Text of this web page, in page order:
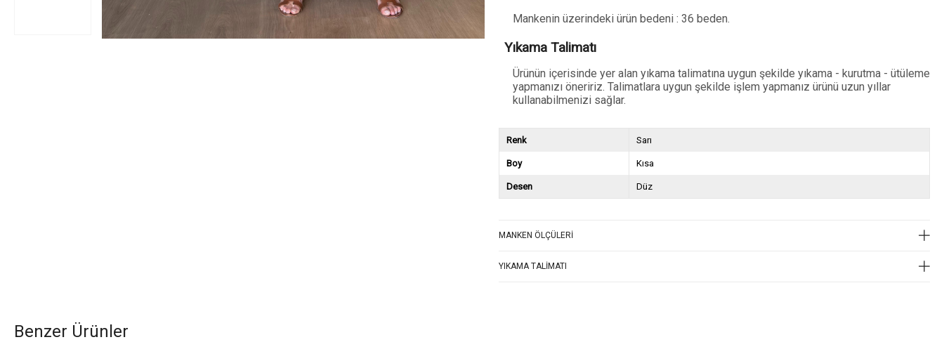
Mankenin üzerindeki ürün bedeni : 36 beden.
Yıkama Talimatı
Ürünün içerisinde yer alan yıkama talimatına uygun şekilde yıkama - kurutma - ütüleme
yapmanızı öneririz. Talimatlara uygun şekilde işlem yapmanız ürünü uzun yıllar
kullanabilmenizi sağlar.
Renk Sarı
Boy Kısa
Desen Düz
MANKEN ÖLÇÜLERI
YIKAMA TALIMATI
Benzer Ürünler